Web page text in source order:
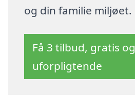
og din familie miljøet.
Få 3 tilbud, gratis og
uforpligtende